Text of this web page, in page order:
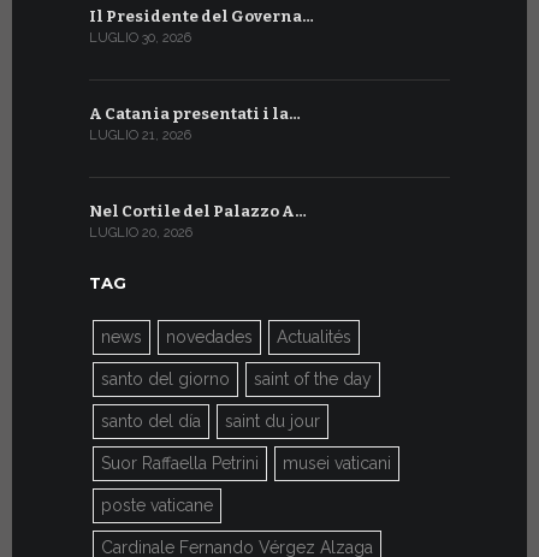
Il Presidente del Governa…
LUGLIO 30, 2026
A Catania presentati i la…
LUGLIO 21, 2026
Nel Cortile del Palazzo A…
LUGLIO 20, 2026
TAG
news novedades Actualités
santo del giorno saint of the day
santo del día saint du jour
Suor Raffaella Petrini musei vaticani
poste vaticane
Cardinale Fernando Vérgez Alzaga